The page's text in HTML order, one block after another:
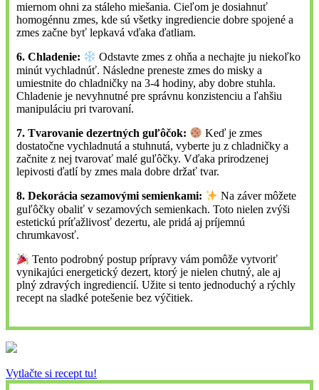
miernom ohni za stáleho miešania. Cieľom je dosiahnuť
homogénnu zmes, kde sú všetky ingrediencie dobre spojené a
zmes začne byť lepkavá vďaka ďatliam.
6. Chladenie:
Odstavte zmes z ohňa a nechajte ju niekoľko
minút vychladnúť. Následne preneste zmes do misky a
umiestnite do chladničky na 3-4 hodiny, aby dobre stuhla.
Chladenie je nevyhnutné pre správnu konzistenciu a ľahšiu
manipuláciu pri tvarovaní.
7. Tvarovanie dezertných guľôčok:
Keď je zmes
dostatočne vychladnutá a stuhnutá, vyberte ju z chladničky a
začnite z nej tvarovať malé guľôčky. Vďaka prirodzenej
lepivosti ďatlí by zmes mala dobre držať tvar.
8. Dekorácia sezamovými semienkami:
Na záver môžete
guľôčky obaliť v sezamových semienkach. Toto nielen zvýši
estetickú príťažlivosť dezertu, ale pridá aj príjemnú
chrumkavosť.
Tento podrobný postup prípravy vám pomôže vytvoriť
vynikajúci energetický dezert, ktorý je nielen chutný, ale aj
plný zdravých ingrediencií. Užite si tento jednoduchý a rýchly
recept na sladké potešenie bez výčitiek.
Vytlačte si recept tu!